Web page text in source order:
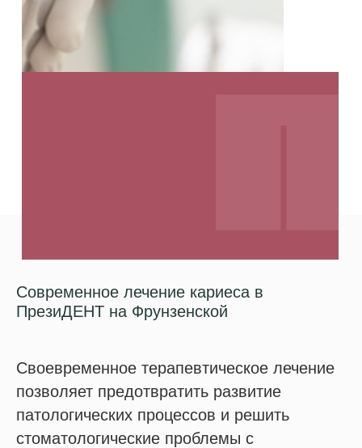
Современное лечение кариеса в
ПрезиДЕНТ на Фрунзенской
Своевременное терапевтическое лечение
позволяет предотвратить развитие
патологических процессов и решить
стоматологические проблемы с